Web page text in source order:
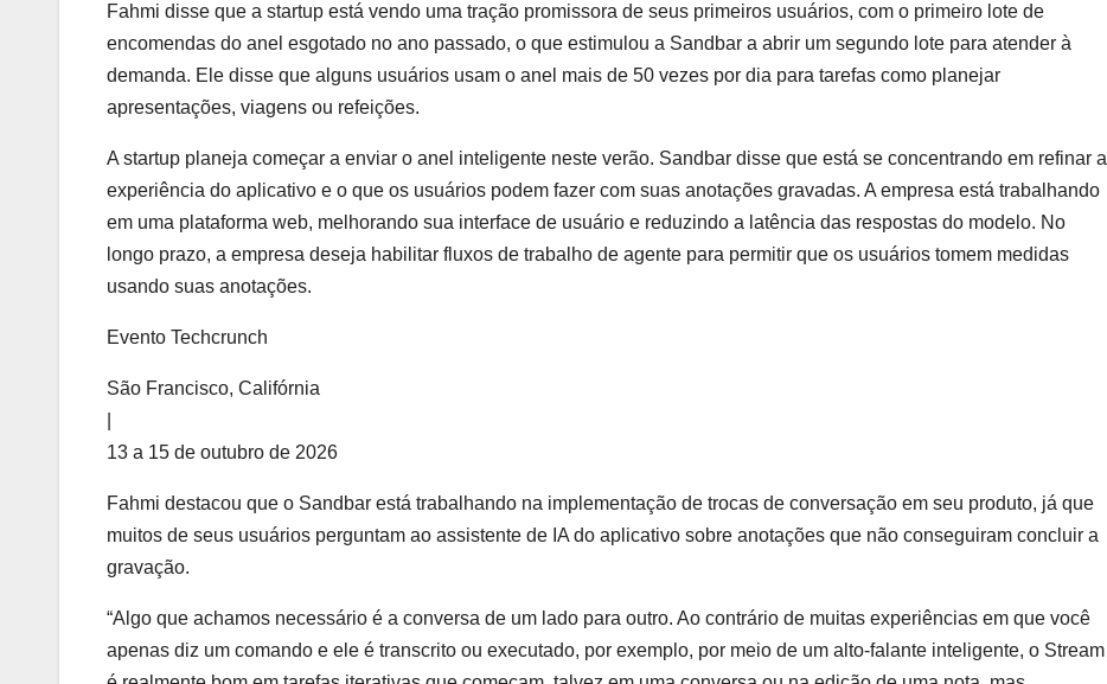
Fahmi disse que a startup está vendo uma tração promissora de seus primeiros usuários, com o primeiro lote de
encomendas do anel esgotado no ano passado, o que estimulou a Sandbar a abrir um segundo lote para atender à
demanda. Ele disse que alguns usuários usam o anel mais de 50 vezes por dia para tarefas como planejar
apresentações, viagens ou refeições.
A startup planeja começar a enviar o anel inteligente neste verão. Sandbar disse que está se concentrando em refinar a
experiência do aplicativo e o que os usuários podem fazer com suas anotações gravadas. A empresa está trabalhando
em uma plataforma web, melhorando sua interface de usuário e reduzindo a latência das respostas do modelo. No
longo prazo, a empresa deseja habilitar fluxos de trabalho de agente para permitir que os usuários tomem medidas
usando suas anotações.
Evento Techcrunch
São Francisco, Califórnia
13 a 15 de outubro de 2026
Fahmi destacou que o Sandbar está trabalhando na implementação de trocas de conversação em seu produto, já que
muitos de seus usuários perguntam ao assistente de IA do aplicativo sobre anotações que não conseguiram concluir a
gravação.
“Algo que achamos necessário é a conversa de um lado para outro. Ao contrário de muitas experiências em que você
apenas diz um comando e ele é transcrito ou executado, por exemplo, por meio de um alto-falante inteligente, o Stream